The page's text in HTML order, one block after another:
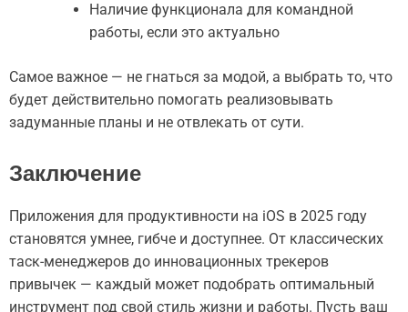
Наличие функционала для командной
работы, если это актуально
Самое важное — не гнаться за модой, а выбрать то, что
будет действительно помогать реализовывать
задуманные планы и не отвлекать от сути.
Заключение
Приложения для продуктивности на iOS в 2025 году
становятся умнее, гибче и доступнее. От классических
таск-менеджеров до инновационных трекеров
привычек — каждый может подобрать оптимальный
инструмент под свой стиль жизни и работы. Пусть ваш